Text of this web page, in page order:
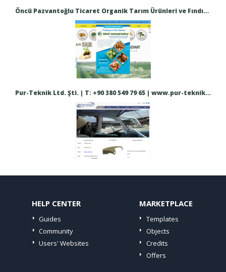
Öncü Pazvantoğlu Ticaret Organik Tarım Ürünleri ve Fındık Pazarlama | Akçakoca - Düzce
Pur-Teknik Ltd. Şti. | T: +90 380 549 79 65 | www.pur-teknik.com
HELP CENTER
Guides
Community
Users' Websites
MARKETPLACE
Templates
Objects
Credits
Offers